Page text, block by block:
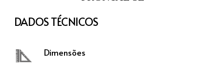
DADOS TÉCNICOS
Dimensões